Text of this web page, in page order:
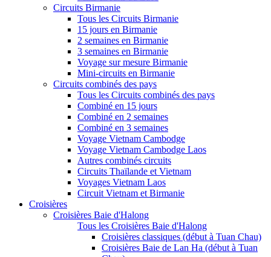
Circuits Birmanie
Tous les Circuits Birmanie
15 jours en Birmanie
2 semaines en Birmanie
3 semaines en Birmanie
Voyage sur mesure Birmanie
Mini-circuits en Birmanie
Circuits combinés des pays
Tous les Circuits combinés des pays
Combiné en 15 jours
Combiné en 2 semaines
Combiné en 3 semaines
Voyage Vietnam Cambodge
Voyage Vietnam Cambodge Laos
Autres combinés circuits
Circuits Thaïlande et Vietnam
Voyages Vietnam Laos
Circuit Vietnam et Birmanie
Croisières
Croisières Baie d'Halong
Tous les Croisières Baie d'Halong
Croisières classiques (début à Tuan Chau)
Croisières Baie de Lan Ha (début à Tuan